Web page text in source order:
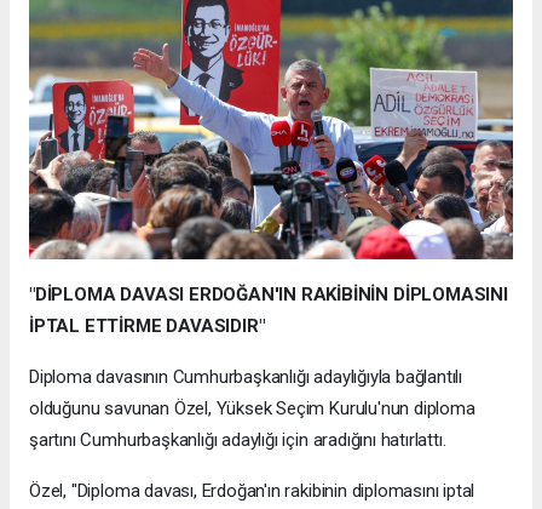
"DİPLOMA DAVASI ERDOĞAN'IN RAKİBİNİN DİPLOMASINI
İPTAL ETTİRME DAVASIDIR"
Diploma davasının Cumhurbaşkanlığı adaylığıyla bağlantılı
olduğunu savunan Özel, Yüksek Seçim Kurulu'nun diploma
şartını Cumhurbaşkanlığı adaylığı için aradığını hatırlattı.
Özel, "Diploma davası, Erdoğan'ın rakibinin diplomasını iptal